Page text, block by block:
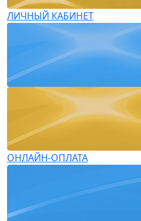
ЛИЧНЫЙ КАБИНЕТ
ОНЛАЙН-ОПЛАТА